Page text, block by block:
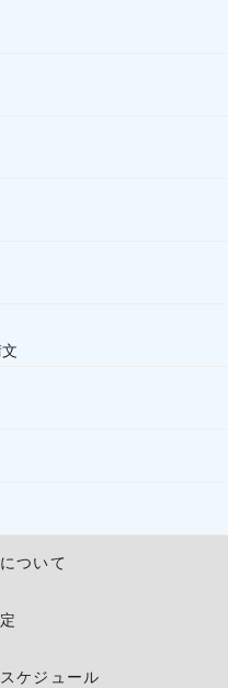
ついて
ケジュール